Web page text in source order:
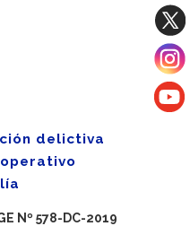
delictiva
Nº 578-DC-2019